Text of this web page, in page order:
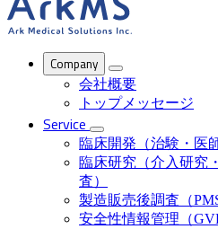
Company
会社概要
トップメッセージ
Service
臨床開発（治験・医
臨床研究（介入研究
査）
製造販売後調査（
安全性情報管理（